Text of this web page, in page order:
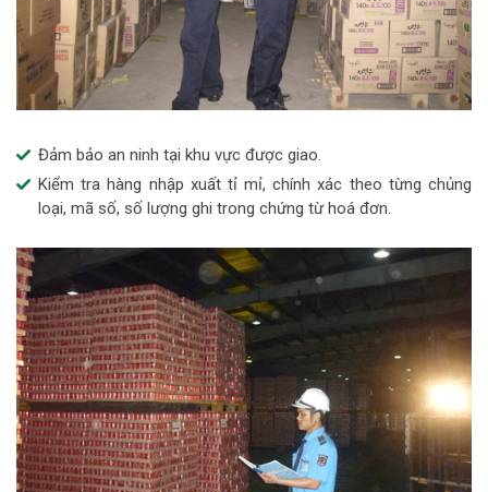
Đảm bảo an ninh tại khu vực được giao.
Kiểm tra hàng nhập xuất tỉ mỉ, chính xác theo từng chủng
loại, mã số, số lượng ghi trong chứng từ hoá đơn.